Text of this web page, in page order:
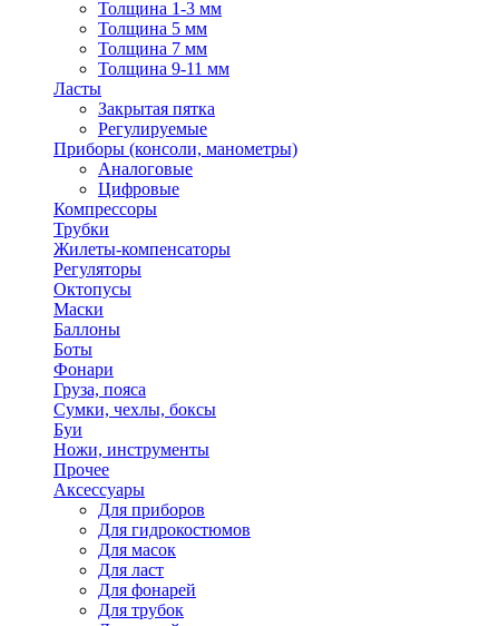
Толщина 1-3 мм
Толщина 5 мм
Толщина 7 мм
Толщина 9-11 мм
Ласты
Закрытая пятка
Регулируемые
Приборы (консоли, манометры)
Аналоговые
Цифровые
Компрессоры
Трубки
Жилеты-компенсаторы
Регуляторы
Октопусы
Маски
Баллоны
Боты
Фонари
Груза, пояса
Сумки, чехлы, боксы
Буи
Ножи, инструменты
Прочее
Аксессуары
Для приборов
Для гидрокостюмов
Для масок
Для ласт
Для фонарей
Для трубок